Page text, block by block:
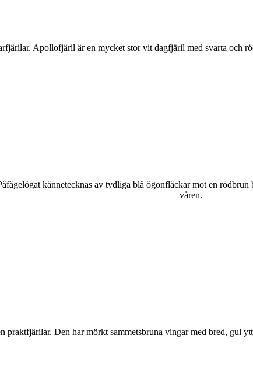
Apollofjäril är en mycket stor vit dagfjäril med svarta och
kännetecknas av tydliga blå ögonfläckar mot en
våren.
praktfjärilar. Den har mörkt sammetsbruna vingar med bred, gul